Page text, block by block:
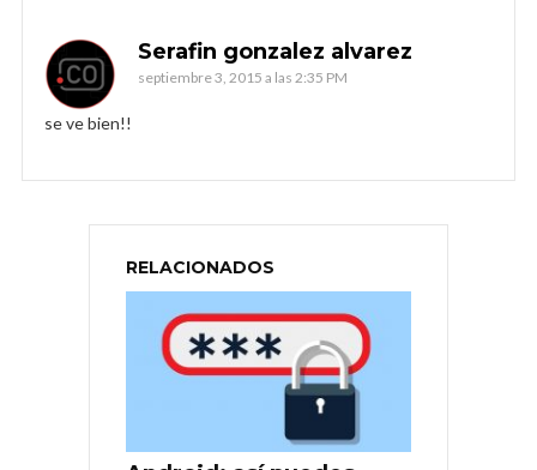
Serafin gonzalez alvarez
septiembre 3, 2015 a las 2:35 PM
se ve bien!!
RELACIONADOS